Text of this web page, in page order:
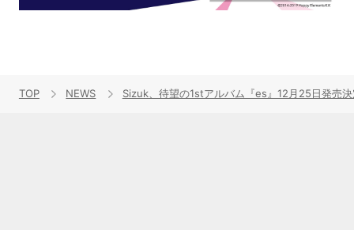
TOP NEWS Sizuk、待望の1stアルバム『es』12月25日発売